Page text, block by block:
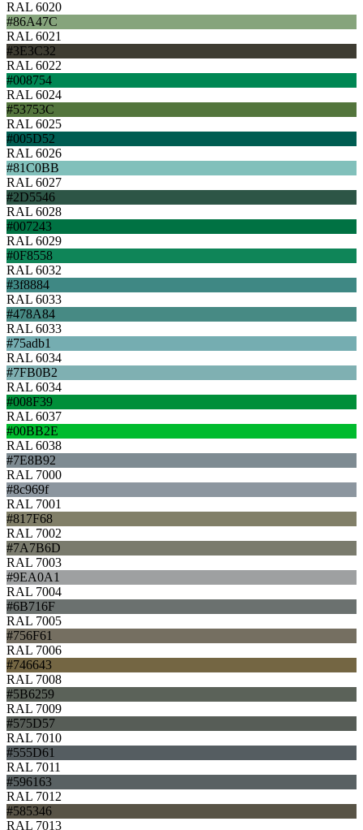
RAL 6020
#86A47C
RAL 6021
#3E3C32
RAL 6022
#008754
RAL 6024
#53753C
RAL 6025
#005D52
RAL 6026
#81C0BB
RAL 6027
#2D5546
RAL 6028
#007243
RAL 6029
#0F8558
RAL 6032
#3f8884
RAL 6033
#478A84
RAL 6033
#75adb1
RAL 6034
#7FB0B2
RAL 6034
#008F39
RAL 6037
#00BB2E
RAL 6038
#7E8B92
RAL 7000
#8c969f
RAL 7001
#817F68
RAL 7002
#7A7B6D
RAL 7003
#9EA0A1
RAL 7004
#6B716F
RAL 7005
#756F61
RAL 7006
#746643
RAL 7008
#5B6259
RAL 7009
#575D57
RAL 7010
#555D61
RAL 7011
#596163
RAL 7012
#585346
RAL 7013